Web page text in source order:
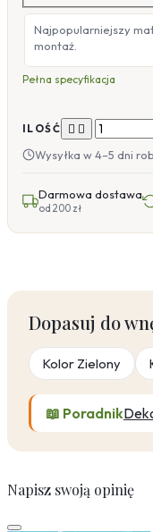
Najpopularniejszy
montaż.
Pełna specyfikacja
ILOŚĆ  
Wysyłka w 4–5 dni
Darmowa dostawa
od 200 zł
Dopasuj do
Kolor Zielony
📖 Poradnik
Napisz swoją opinię